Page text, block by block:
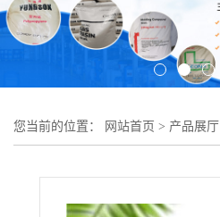
您当前的位置： 网站首页 > 产品展厅